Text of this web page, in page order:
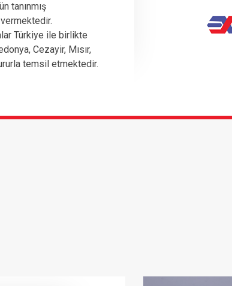
tanınmış
Türkiye ile birlikte
Cezayir, Mısır,
temsil etmektedir.